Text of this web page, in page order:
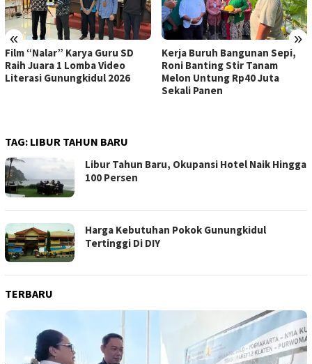
« »
Film “Nalar” Karya Guru SD
Raih Juara 1 Lomba Video
Literasi Gunungkidul 2026
Kerja Buruh Bangunan Sepi,
Roni Banting Stir Tanam
Melon Untung Rp40 Juta
Sekali Panen
TAG: LIBUR TAHUN BARU
Libur Tahun Baru, Okupansi Hotel Naik Hingga
100 Persen
Harga Kebutuhan Pokok Gunungkidul
Tertinggi Di DIY
TERBARU